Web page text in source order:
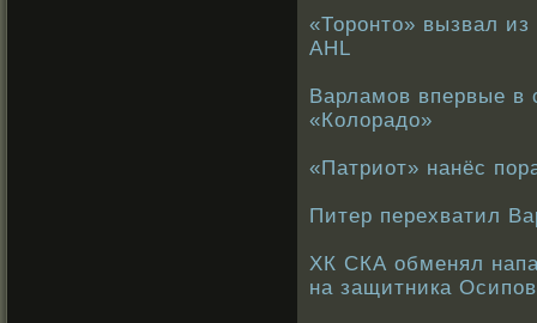
«Торонто» вызвал
AHL
Варламов впервые в
«Колорадо»
«Патриот» нанёс
Питер перехватил
ХК СКА обменял
на защитника